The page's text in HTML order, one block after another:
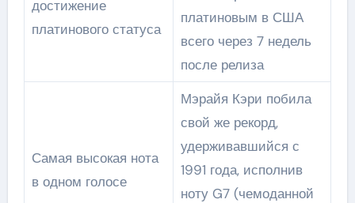
достижение
платинового статуса
платиновым в США
всего через 7 недель
после релиза
Самая высокая нота
в одном голосе
Мэрайя Кэри побила
свой же рекорд,
удерживавшийся с
1991 года, исполнив
ноту G7 (чемоданной